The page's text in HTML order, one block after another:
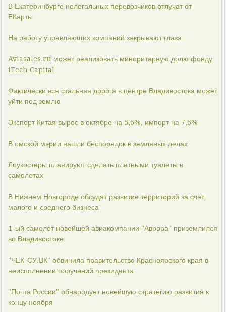
В Екатеринбурге нелегальных перевозчиков отлучат от
ЕКарты
На работу управляющих компаний закрывают глаза
Aviasales.ru может реализовать миноритарную долю фонду
iTech Capital
Фактически вся стальная дорога в центре Владивостока может
уйти под землю
Экспорт Китая вырос в октябре на 5,6%, импорт на 7,6%
В омской мэрии нашли беспорядок в земляных делах
Лоукостеры планируют сделать платными туалеты в
самолетах
В Нижнем Новгороде обсудят развитие территорий за счет
малого и среднего бизнеса
1-ый самолет новейшей авиакомпании "Аврора" приземлился
во Владивостоке
"ЧЕК-СУ.ВК" обвинила правительство Красноярского края в
неисполнении поручений президента
"Почта России" обнародует новейшую стратегию развития к
концу ноября